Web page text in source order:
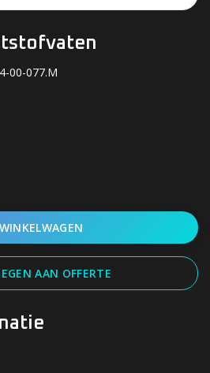
00-077.M
AAN OFFERTE